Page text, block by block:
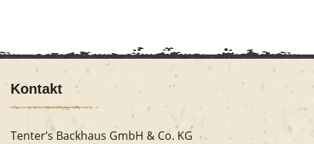
Kontakt
Tenter’s Backhaus GmbH & Co. KG